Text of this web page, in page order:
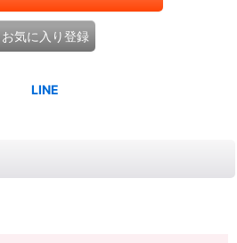
お気に入り登録